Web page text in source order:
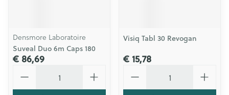
Densmore Laboratoire
Suveal Duo 6m Caps 180
€ 86,69
Visiq Tabl 30 Revogan
€ 15,78